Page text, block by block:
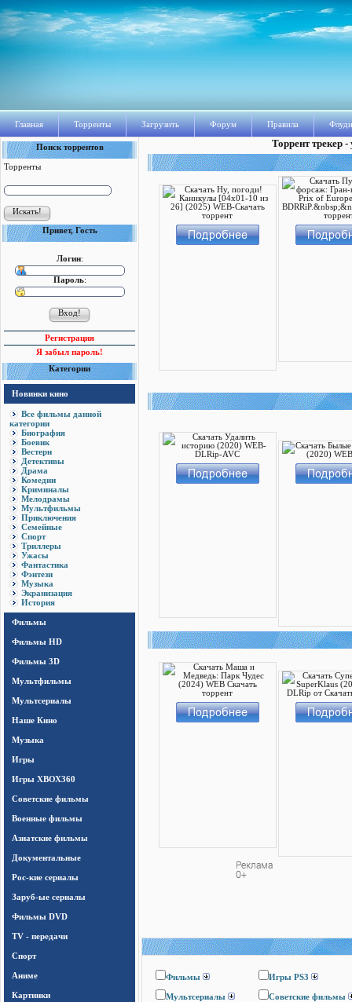
Главная Торренты Загрузить Форум Правила
Поиск торрентов
Торренты
Привет, Гость
Логин:
Пароль:
Регистрация
Я забыл пароль!
Категории
Новинки кино
Все фильмы данной
категории
Биография
Боевик
Вестерн
Детективы
Драма
Комедии
Криминалы
Мелодрамы
Мультфильмы
Приключения
Семейные
Спорт
Триллеры
Ужасы
Фантастика
Фэнтези
Музыка
Экранизация
История
Фильмы
Фильмы HD
Фильмы 3D
Мультфильмы
Мультсериалы
Наше Кино
Музыка
Игры
Игры ХВОХ360
Cоветские фильмы
Военные фильмы
Азиатские фильмы
Документальные
Рос-кие сериалы
Заруб-ые сериалы
Фильмы DVD
TV - передачи
Спорт
Аниме
Картинки
Торрент трекер
Фильмы Игры PS3
Мультсериалы Cоветские фильмы